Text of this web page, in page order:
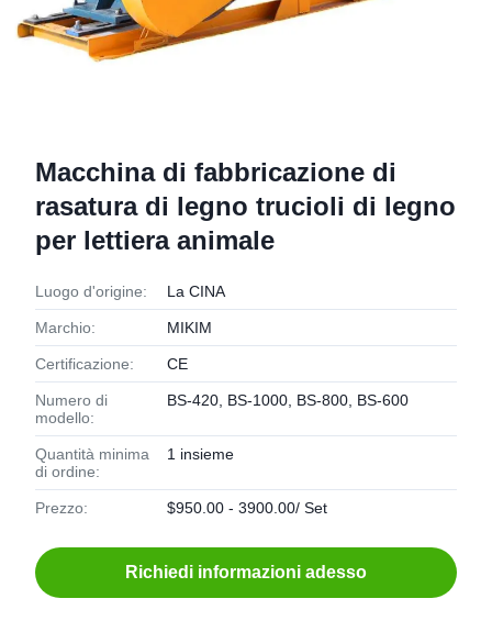
Macchina di fabbricazione di
rasatura di legno trucioli di legno
per lettiera animale
Luogo d'origine: La CINA
Marchio: MIKIM
Certificazione: CE
Numero di
modello:
BS-420, BS-1000, BS-800, BS-600
Quantità minima
di ordine:
1 insieme
Prezzo: $950.00 - 3900.00/ Set
Richiedi informazioni adesso